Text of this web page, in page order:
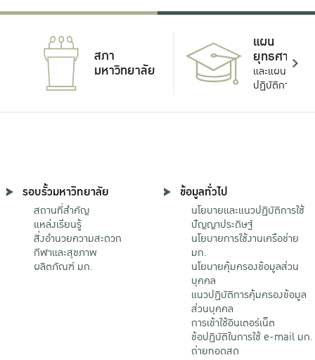
สภา
มหาวิทยาลัย
แผน
ยุทธศาสตร์
และแผน
ปฏิบัติการ
รอบรั้วมหาวิทยาลัย
สถานที่สำคัญ
แหล่งเรียนรู้
สิ่งอำนวยความสะดวก
กีฬาและสุขภาพ
ผลิตภัณฑ์ มก.
ข้อมูลทั่วไป
นโยบายและแนวปฏิบัติการใช้
ปัญญาประดิษฐ์
นโยบายการใช้งานเครือข่าย
มก.
นโยบายคุ้มครองข้อมูลส่วน
บุคคล
แนวปฏิบัติการคุ้มครองข้อมูล
ส่วนบุคคล
การเข้าใช้อินเตอร์เน็ต
ข้อปฏิบัติในการใช้ e-mail มก.
ถ่ายทอดสด